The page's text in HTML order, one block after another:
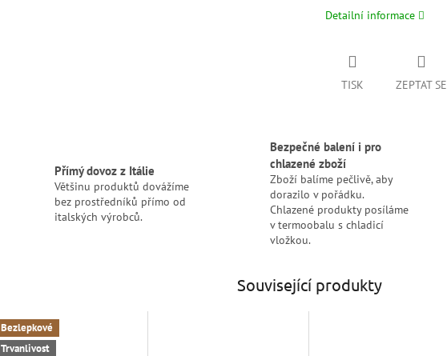
Detailní informace
TISK ZEPTAT SE
Přímý dovoz z Itálie
Většinu produktů dovážíme
bez prostředníků přímo od
italských výrobců.
Bezpečné balení i pro
chlazené zboží
Zboží balíme pečlivě, aby
dorazilo v pořádku.
Chlazené produkty posíláme
v termoobalu s chladicí
vložkou.
Související produkty
Bezlepkové
Trvanlivost